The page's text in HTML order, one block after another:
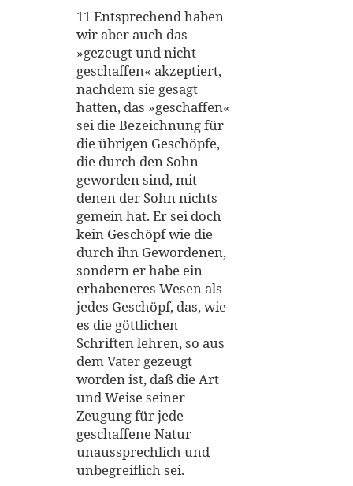
11 Entsprechend haben
wir aber auch das
»gezeugt und nicht
geschaffen« akzeptiert,
nachdem sie gesagt
hatten, das »geschaffen«
sei die Bezeichnung für
die übrigen Geschöpfe,
die durch den Sohn
geworden sind, mit
denen der Sohn nichts
gemein hat. Er sei doch
kein Geschöpf wie die
durch ihn Gewordenen,
sondern er habe ein
erhabeneres Wesen als
jedes Geschöpf, das, wie
es die göttlichen
Schriften lehren, so aus
dem Vater gezeugt
worden ist, daß die Art
und Weise seiner
Zeugung für jede
geschaffene Natur
unaussprechlich und
unbegreiflich sei.